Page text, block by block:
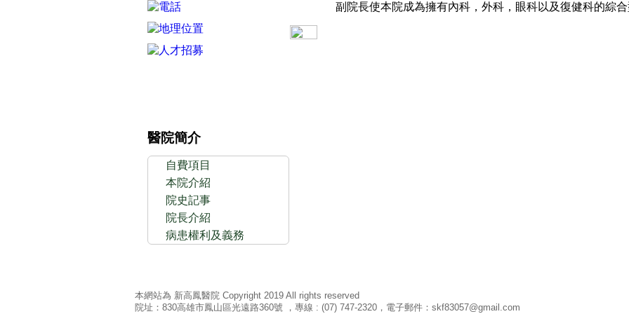
醫院簡介
自費項目
本院介紹
院史記事
院長介紹
病患權利及義務
副院長使本院成為擁有內科，外科，眼科以及復健科的綜合
本網站為 新高鳳醫院 Copyright 2019 All rights reserved
院址：830高雄市鳳山區光遠路360號 ，專線 : (07) 747-2320，電子郵件：skf83057@gmail.com